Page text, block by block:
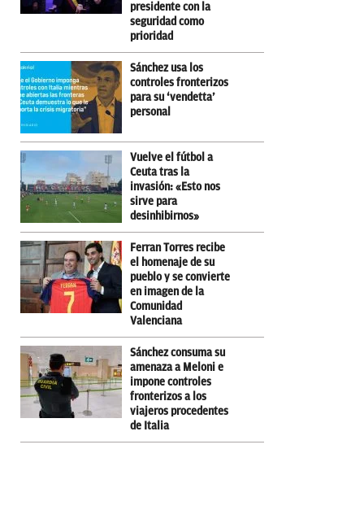
presidente con la
seguridad como
prioridad
Sánchez usa los
controles fronterizos
para su ‘vendetta’
personal
Vuelve el fútbol a
Ceuta tras la
invasión: «Esto nos
sirve para
desinhibirnos»
Ferran Torres recibe
el homenaje de su
pueblo y se convierte
en imagen de la
Comunidad
Valenciana
Sánchez consuma su
amenaza a Meloni e
impone controles
fronterizos a los
viajeros procedentes
de Italia